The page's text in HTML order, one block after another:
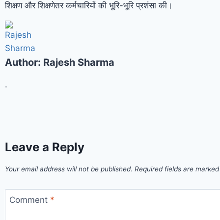
शिक्षण और शिक्षणेतर कर्मचारियों की भूरि-भूरि प्रशंसा की।
Author: Rajesh Sharma
.
Leave a Reply
Your email address will not be published. Required fields are
Comment *